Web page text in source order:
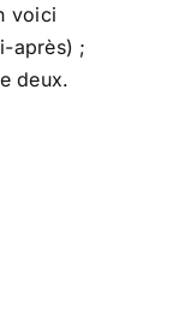
voici
après) ;
deux.